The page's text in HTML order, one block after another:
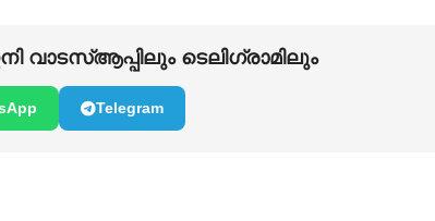
ടെലിഗ്രാമിലും
Telegram